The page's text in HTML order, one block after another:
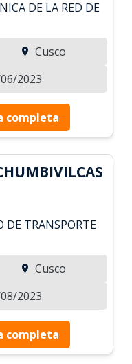
DE LA RED DE
Cusco
2023
completa
DE TRANSPORTE
Cusco
2023
completa